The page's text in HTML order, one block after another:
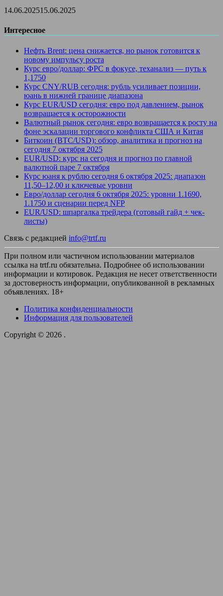
14.06.202515.06.2025
Интересное
Нефть Brent: цена снижается, но рынок готовится к
новому импульсу роста
Курс евро/доллар: ФРС в фокусе, теханализ — путь к
1,1750
Курс CNY/RUB сегодня: рубль усиливает позиции,
юань в нижней границе диапазона
Курс EUR/USD сегодня: евро под давлением, рынок
возвращается к осторожности
Валютный рынок сегодня: евро возвращается к росту на
фоне эскалации торгового конфликта США и Китая
Биткоин (BTC/USD): обзор, аналитика и прогноз на
сегодня 7 октября 2025
EUR/USD: курс на сегодня и прогноз по главной
валютной паре 7 октября
Курс юаня к рублю сегодня 6 октября 2025: диапазон
11,50–12,00 и ключевые уровни
Евро/доллар сегодня 6 октября 2025: уровни 1.1690,
1.1750 и сценарии перед NFP
EUR/USD: шпаргалка трейдера (готовый гайд + чек-
листы)
Связь с редакцией info@trtf.ru
При полном или частичном использовании материалов
ссылка на trtf.ru обязательна. Подробнее об использовании
информации и котировок. Редакция не несет ответственности
за достоверность информации, опубликованной в рекламных
объявлениях. 18+
Политика конфиденциальности
Информация для пользователей
Copyright © 2026 .